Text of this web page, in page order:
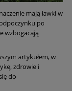
mają ławki w
po
wzbogacają
artykułem, w
zdrowie i
do